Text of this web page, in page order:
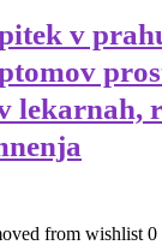
v
lekarnah,
from wishlist 0